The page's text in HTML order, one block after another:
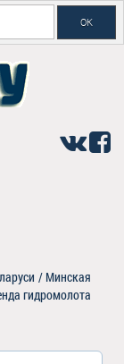
/ Минская
гидромолота